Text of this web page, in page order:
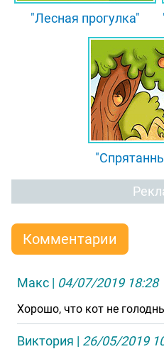
"Лесная прогулка"
Комментарии
Макс | 04/07/2019 18:28
Хорошо, что кот не
Виктория | 26/05/2019